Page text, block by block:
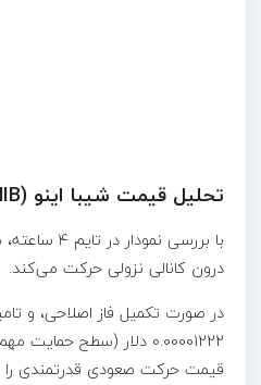
تحلیل قیمت شیبا اینو (SHIB) | تایم ۴ ساعته
با بررسی
درون کانالی نزولی حرکت می‌کند.
در صورت تکمیل فاز اصلاحی، و
0.00001222 دلار (سطح
قیمت حرکت صعودی قدرتمندی را